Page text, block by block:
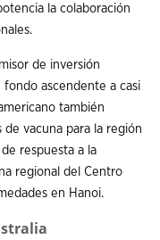
la colaboración
de inversión
ascendente a casi
también
vacuna para la región
respuesta a la
regional del Centro
en Hanoi.